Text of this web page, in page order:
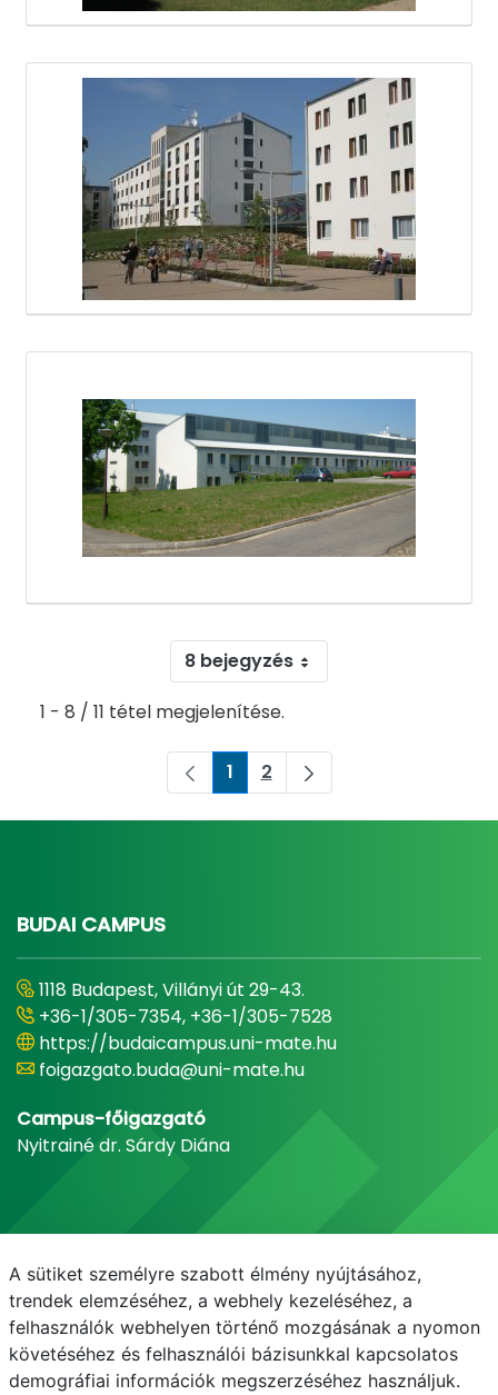
8 bejegyzés
1 - 8 / 11 tétel megjelenítése.
Oldal
1 Oldal
2
BUDAI CAMPUS
1118 Budapest, Villányi út 29-43.
+36-1/305-7354, +36-1/305-7528
https://budaicampus.uni-mate.hu
foigazgato.buda@uni-mate.hu
Campus-főigazgató
Nyitrainé dr. Sárdy Diána
E-mail Telefonkönyv NEPTUN E-learning
A sütiket személyre szabott élmény nyújtásához,
trendek elemzéséhez, a webhely kezeléséhez, a
felhasználók webhelyen történő mozgásának a nyomon
követéséhez és felhasználói bázisunkkal kapcsolatos
demográfiai információk megszerzéséhez használjuk.